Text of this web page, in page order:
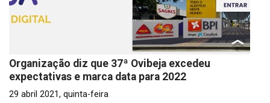
Organização diz que 37ª Ovibeja excedeu
expectativas e marca data para 2022
29 abril 2021, quinta-feira